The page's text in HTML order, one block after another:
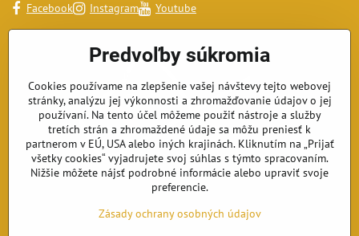
Facebook Instagram Youtube
Predvoľby súkromia
Cookies používame na zlepšenie vašej návštevy tejto webovej
stránky, analýzu jej výkonnosti a zhromažďovanie údajov o jej
používaní. Na tento účel môžeme použiť nástroje a služby
tretích strán a zhromaždené údaje sa môžu preniesť k
partnerom v EÚ, USA alebo iných krajinách. Kliknutím na „Prijať
všetky cookies“ vyjadrujete svoj súhlas s týmto spracovaním.
Nižšie môžete nájsť podrobné informácie alebo upraviť svoje
preferencie.
Zásady ochrany osobných údajov